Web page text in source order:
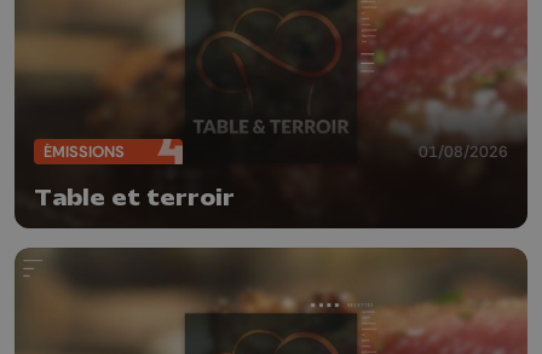
ÉMISSIONS 01/08/2026
Table et terroir